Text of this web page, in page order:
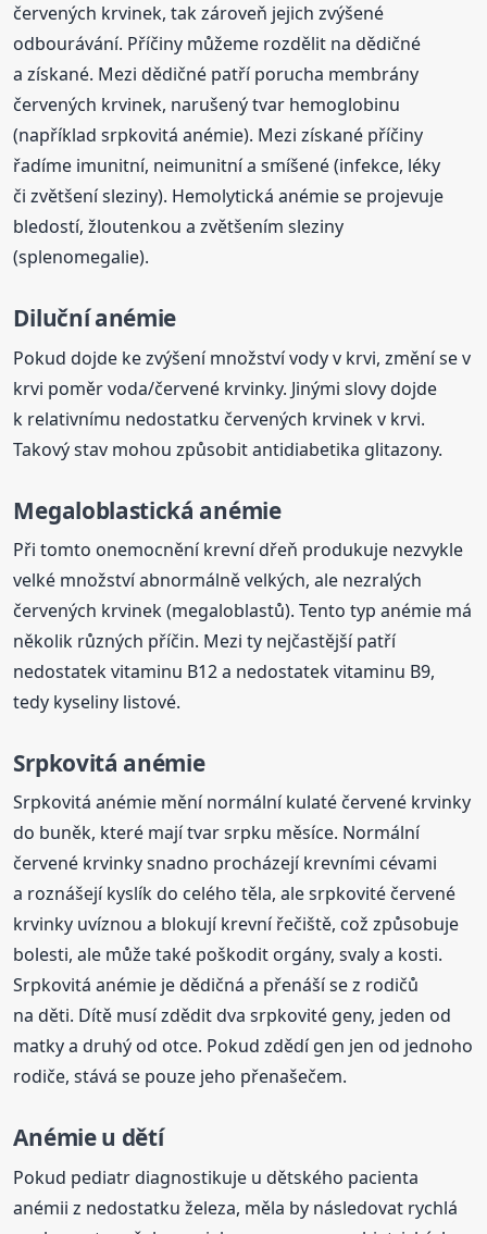
červených krvinek, tak zároveň jejich zvýšené
odbourávání. Příčiny můžeme rozdělit na dědičné
a získané. Mezi dědičné patří porucha membrány
červených krvinek, narušený tvar hemoglobinu
(například srpkovitá anémie). Mezi získané příčiny
řadíme imunitní, neimunitní a smíšené (infekce, léky
či zvětšení sleziny). Hemolytická anémie se projevuje
bledostí, žloutenkou a zvětšením sleziny
(splenomegalie).
Diluční anémie
Pokud dojde ke zvýšení množství vody v krvi, změní se v
krvi poměr voda/červené krvinky. Jinými slovy dojde
k relativnímu nedostatku červených krvinek v krvi.
Takový stav mohou způsobit antidiabetika glitazony.
Megaloblastická anémie
Při tomto onemocnění krevní dřeň produkuje nezvykle
velké množství abnormálně velkých, ale nezralých
červených krvinek (megaloblastů). Tento typ anémie má
několik různých příčin. Mezi ty nejčastější patří
nedostatek vitaminu B12 a nedostatek vitaminu B9,
tedy kyseliny listové.
Srpkovitá anémie
Srpkovitá anémie mění normální kulaté červené krvinky
do buněk, které mají tvar srpku měsíce. Normální
červené krvinky snadno procházejí krevními cévami
a roznášejí kyslík do celého těla, ale srpkovité červené
krvinky uvíznou a blokují krevní řečiště, což způsobuje
bolesti, ale může také poškodit orgány, svaly a kosti.
Srpkovitá anémie je dědičná a přenáší se z rodičů
na děti. Dítě musí zdědit dva srpkovité geny, jeden od
matky a druhý od otce. Pokud zdědí gen jen od jednoho
rodiče, stává se pouze jeho přenašečem.
Anémie u dětí
Pokud pediatr diagnostikuje u dětského pacienta
anémii z nedostatku železa, měla by následovat rychlá